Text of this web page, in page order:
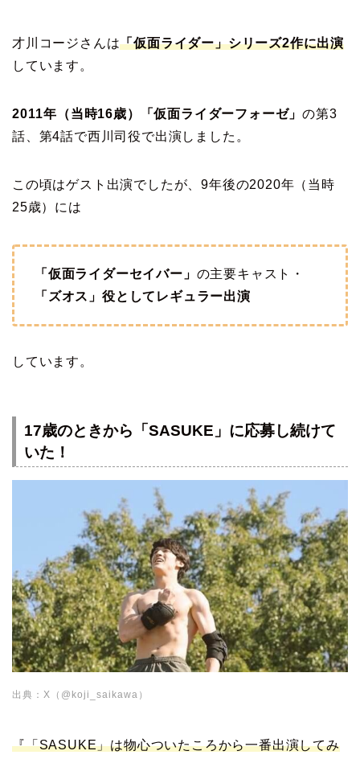
才川コージさんは「仮面ライダー」シリーズ2作に出演
しています。
2011年（当時16歳）「仮面ライダーフォーゼ」の第3
話、第4話で西川司役で出演しました。
この頃はゲスト出演でしたが、9年後の2020年（当時
25歳）には
「仮面ライダーセイバー」 の主要キャスト・
「ズオス」役としてレギュラー出演
しています。
17歳のときから「SASUKE」に応募し続けて
いた！
出典：X（@koji_saikawa）
『「SASUKE」は物心ついたころから一番出演してみ